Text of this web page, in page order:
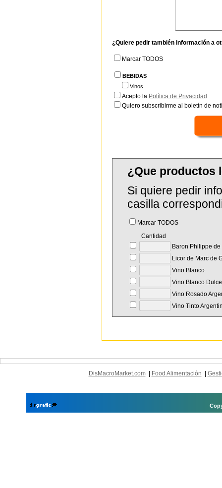
¿Quiere pedir también información a
Marcar TODOS
BEBIDAS
Vinos
Acepto la Política de Privacidad
Quiero subscribirme al boletín de
¿Que productos
Si quiere pedir
casilla
Marcar TODOS
Cantidad
Baron Philippe
Licor de Marc de
Vino Blanco
Vino Blanco
Vino Rosado
Vino Tinto
DisMacroMarket.com| Food Alimentación